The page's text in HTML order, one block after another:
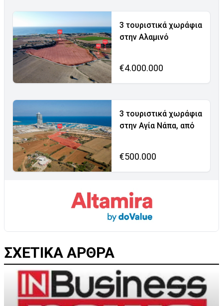
3 τουριστικά χωράφια
στην Αλαμινό
€4.000.000
3 τουριστικά χωράφια
στην Αγία Νάπα, από
€500.000
ΣΧΕΤΙΚΑ ΑΡΘΡΑ